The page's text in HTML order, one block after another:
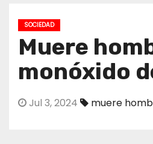
SOCIEDAD
Muere
monóxido
Jul 3, 2024 muere